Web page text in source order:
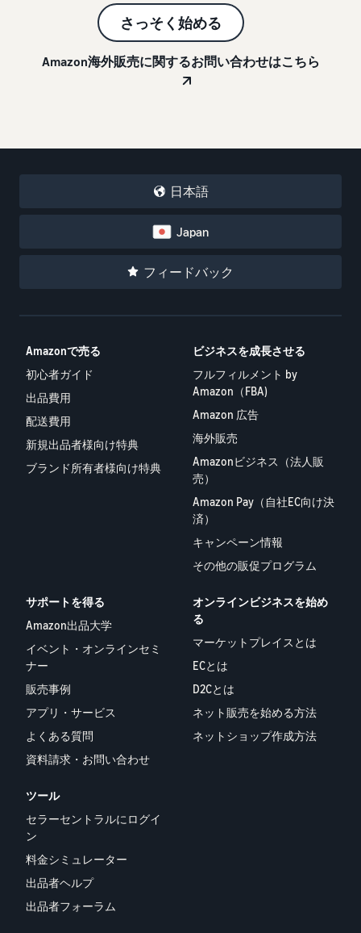
さっそく始める
Amazon海外販売に関するお問い合わせはこちら
日本語
Japan
フィードバック
Amazonで売る
初心者ガイド
出品費用
配送費用
新規出品者様向け特典
ブランド所有者様向け特典
ビジネスを成長させる
フルフィルメント by
Amazon（FBA)
Amazon 広告
海外販売
Amazonビジネス（法人販
売）
Amazon Pay（自社EC向け決
済）
キャンペーン情報
その他の販促プログラム
サポートを得る
Amazon出品大学
イベント・オンラインセミ
ナー
販売事例
アプリ・サービス
よくある質問
資料請求・お問い合わせ
オンラインビジネスを始め
る
マーケットプレイスとは
ECとは
D2Cとは
ネット販売を始める方法
ネットショップ作成方法
ツール
セラーセントラルにログイ
ン
料金シミュレーター
出品者ヘルプ
出品者フォーラム